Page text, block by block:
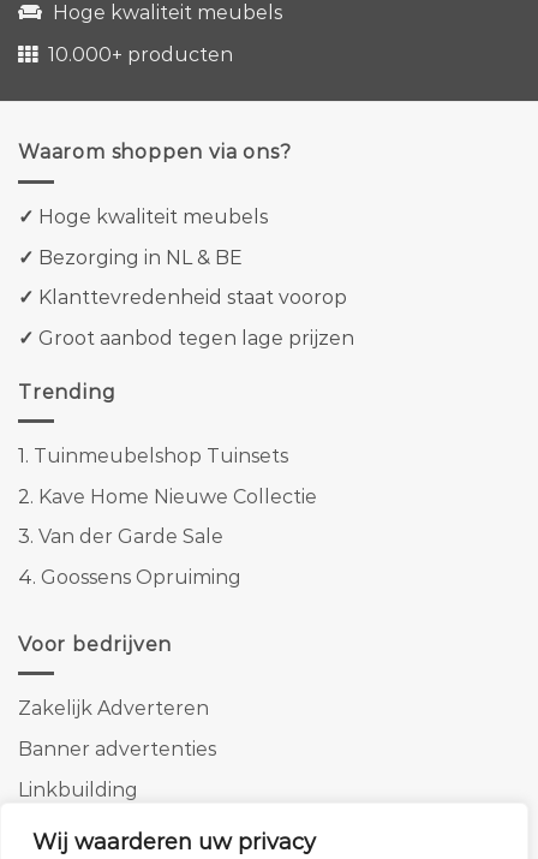
Wij waarderen uw privacy
Hoge kwaliteit meubels
10.000+ producten
Waarom shoppen via ons?
✓ Hoge kwaliteit meubels
✓ Bezorging in NL & BE
✓ Klanttevredenheid staat voorop
✓ Groot aanbod tegen lage prijzen
Trending
1. Tuinmeubelshop Tuinsets
2. Kave Home Nieuwe Collectie
3. Van der Garde Sale
4. Goossens Opruiming
Voor bedrijven
Zakelijk Adverteren
Banner advertenties
Linkbuilding
SEO copywriting